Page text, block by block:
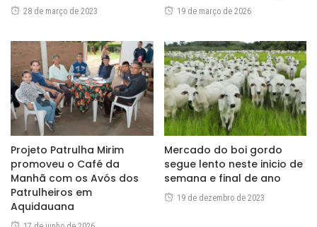
28 de março de 2023 19 de março de 2026
Projeto Patrulha Mirim
promoveu o Café da
Manhã com os Avós dos
Patrulheiros em
Aquidauana
Mercado do boi gordo
segue lento neste inicio de
semana e final de ano
19 de dezembro de 2023